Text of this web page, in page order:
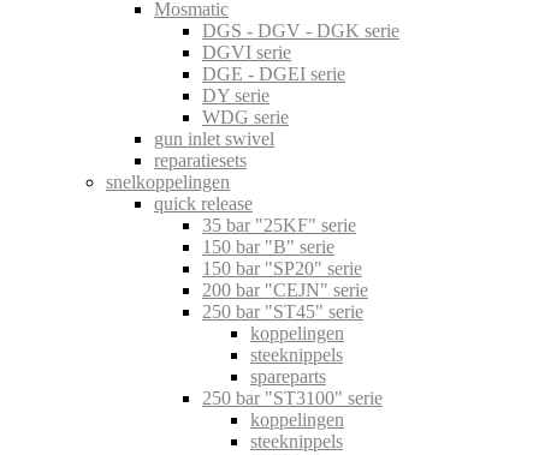
Mosmatic
DGS - DGV - DGK serie
DGVI serie
DGE - DGEI serie
DY serie
WDG serie
gun inlet swivel
reparatiesets
snelkoppelingen
quick release
35 bar "25KF" serie
150 bar "B" serie
150 bar "SP20" serie
200 bar "CEJN" serie
250 bar "ST45" serie
koppelingen
steeknippels
spareparts
250 bar "ST3100" serie
koppelingen
steeknippels